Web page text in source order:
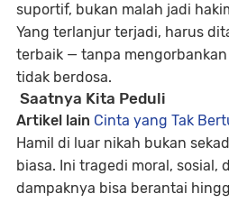
suportif, bukan malah jadi
Yang terlanjur terjadi, harus
terbaik — tanpa
tidak berdosa.
Saatnya Kita Peduli
Artikel lain Cinta yang Tak
Hamil di luar nikah bukan
biasa. Ini tragedi moral, sosial,
dampaknya bisa berantai